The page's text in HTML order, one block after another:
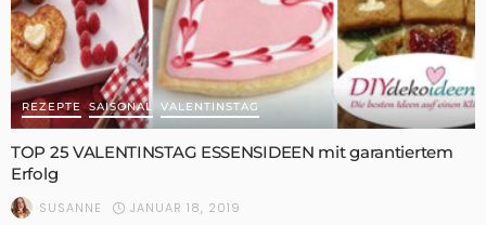
REZEPTE SAISONAL VALENTINSTAG
TOP 25 VALENTINSTAG ESSENSIDEEN mit garantiertem
Erfolg
SUSANNE JANUAR 18, 2019